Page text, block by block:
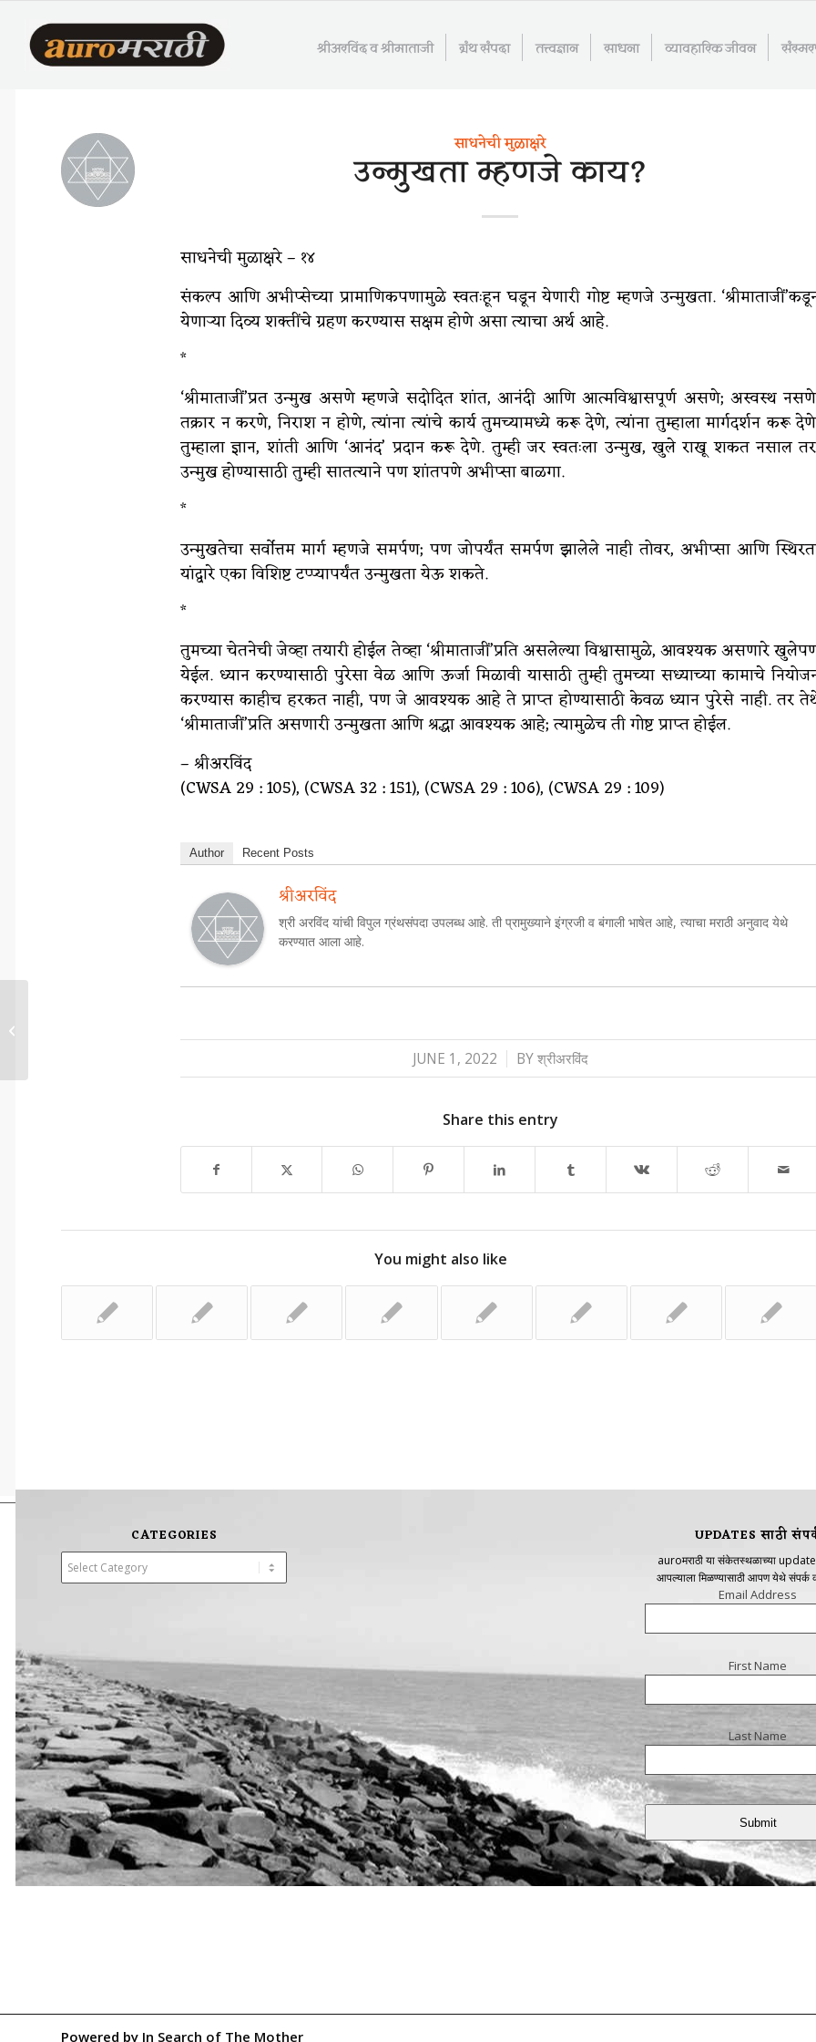
श्रीअरविंद व श्रीमाताजी ग्रंथ संपदा तत्त्वज्ञान साधना व्यावहारिक जीवन
साधनेची मुळाक्षरे
उन्मुखता म्हणजे काय?
साधनेची मुळाक्षरे – १४
संकल्प आणि अभीप्सेच्या प्रामाणिकपणामुळे स्वतःहून घडून येणारी गोष्ट म्हणजे उन्मुखता.
येणाऱ्या दिव्य शक्तींचे ग्रहण करण्यास सक्षम होणे असा त्याचा अर्थ आहे.
*
‘श्रीमाताजीं’प्रत उन्मुख असणे म्हणजे सदोदित शांत, आनंदी आणि आत्मविश्वासपूर्ण असणे; अस्वस्थ
तक्रार न करणे, निराश न होणे, त्यांना त्यांचे कार्य तुमच्यामध्ये करू देणे, त्यांना तुम्हाला मार्गदर्शन करू
तुम्हाला ज्ञान, शांती आणि ‘आनंद’ प्रदान करू देणे. तुम्ही जर स्वतःला उन्मुख, खुले राखू शकत नसाल
उन्मुख होण्यासाठी तुम्ही सातत्याने पण शांतपणे अभीप्सा बाळगा.
*
उन्मुखतेचा सर्वोत्तम मार्ग म्हणजे समर्पण; पण जोपर्यंत समर्पण झालेले नाही तोवर, अभीप्सा आणि
यांद्वारे एका विशिष्ट टप्प्यापर्यंत उन्मुखता येऊ शकते.
*
तुमच्या चेतनेची जेव्हा तयारी होईल तेव्हा ‘श्रीमाताजीं’प्रति असलेल्या विश्वासामुळे, आवश्यक असणारे
येईल. ध्यान करण्यासाठी पुरेसा वेळ आणि ऊर्जा मिळावी यासाठी तुम्ही तुमच्या सध्याच्या कामाचे
करण्यास काहीच हरकत नाही, पण जे आवश्यक आहे ते प्राप्त होण्यासाठी केवळ ध्यान पुरेसे नाही. तर
‘श्रीमाताजीं’प्रति असणारी उन्मुखता आणि श्रद्धा आवश्यक आहे; त्यामुळेच ती गोष्ट प्राप्त होईल.
– श्रीअरविंद
(CWSA 29 : 105), (CWSA 32 : 151), (CWSA 29 : 106), (CWSA 29 : 109)
Author Recent Posts
श्रीअरविंद
श्री अरविंद यांची विपुल ग्रंथसंपदा उपलब्ध आहे. ती प्रामुख्याने इंग्रजी व बंगाली भाषेत आहे, त्याचा मराठी अनुवाद येथे
करण्यात आला आहे.
JUNE 1, 2022
/ BYश्रीअरविंद
Share this entry
You might also like
CATEGORIES UPDATES साठी
auroमराठी या संकेतस्थळाच्या
आपल्याला मिळण्यासाठी आपण येथे
Email Address
First Name
Last Name
Submit
Powered by In Search of The Mother